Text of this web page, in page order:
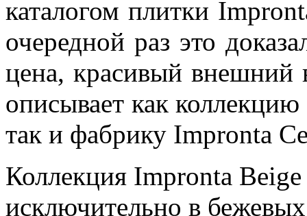
каталогом плитки
очередной раз это
цена, красивый внешний
описывает как
так и фабрику Impronta
Коллекция Impronta
исключительно в